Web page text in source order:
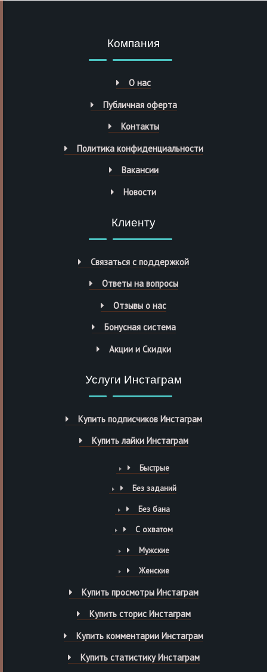
Компания
О нас
Публичная оферта
Контакты
Политика конфиденциальности
Вакансии
Новости
Клиенту
Связаться с поддержкой
Ответы на вопросы
Отзывы о нас
Бонусная система
Акции и Скидки
Услуги Инстаграм
Купить подписчиков Инстаграм
Купить лайки Инстаграм
Быстрые
Без заданий
Без бана
С охватом
Мужские
Женские
Купить просмотры Инстаграм
Купить сторис Инстаграм
Купить комментарии Инстаграм
Купить статистику Инстаграм